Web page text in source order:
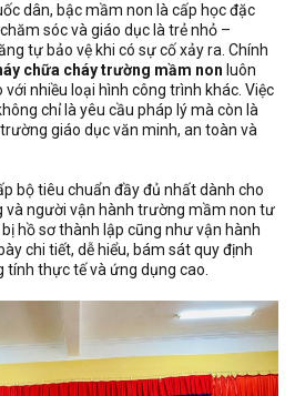
dân, bậc mầm non là cấp học đặc
sóc và giáo dục là trẻ nhỏ –
tự bảo vệ khi có sự cố xảy ra. Chính
chữa cháy trường mầm non luôn
nhiều loại hình công trình khác. Việc
chỉ là yêu cầu pháp lý mà còn là
giáo dục văn minh, an toàn và
bộ tiêu chuẩn đầy đủ nhất dành cho
và người vận hành trường mầm non tư
hồ sơ thành lập cũng như vận hành
chi tiết, dễ hiểu, bám sát quy định
tính thực tế và ứng dụng cao.